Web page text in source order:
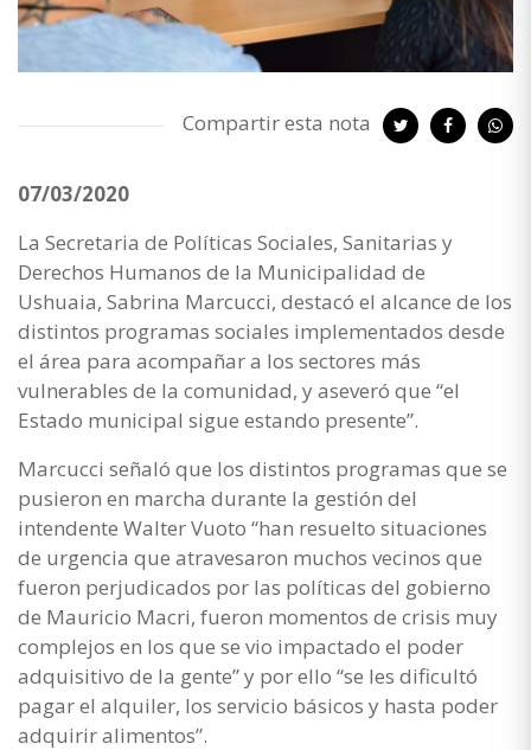
Compartir esta nota
07/03/2020
La Secretaria de Políticas Sociales, Sanitarias y
Derechos Humanos de la Municipalidad de
Ushuaia, Sabrina Marcucci, destacó el alcance de los
distintos programas sociales implementados desde
el área para acompañar a los sectores más
vulnerables de la comunidad, y aseveró que “el
Estado municipal sigue estando presente”.
Marcucci señaló que los distintos programas que se
pusieron en marcha durante la gestión del
intendente Walter Vuoto “han resuelto situaciones
de urgencia que atravesaron muchos vecinos que
fueron perjudicados por las políticas del gobierno
de Mauricio Macri, fueron momentos de crisis muy
complejos en los que se vio impactado el poder
adquisitivo de la gente” y por ello “se les dificultó
pagar el alquiler, los servicio básicos y hasta poder
adquirir alimentos”.